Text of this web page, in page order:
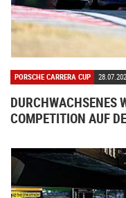
PORSCHE CARRERA CUP
DURCHWACHSENES
COMPETITION AUF